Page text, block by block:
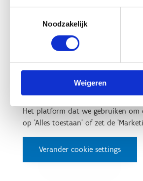
Noodzakelijk
Weigeren
op 'Alles toestaan' of zet de
Verander cookie settings
Test 5: Rugby estafette
Het platform dat we gebruiken om
op 'Alles toestaan' of zet de
Verander cookie settings